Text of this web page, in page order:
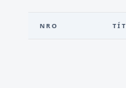
NRO